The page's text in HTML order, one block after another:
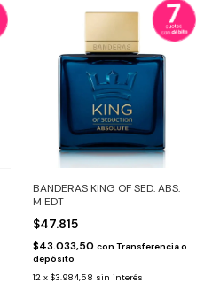
BANDERAS KING OF SED. ABS.
M EDT
$47.815
$43.033,50con Transferencia o
depósito
12 x$3.984,58 sin interés